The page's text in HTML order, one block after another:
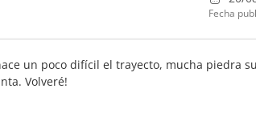
Fecha
un poco difícil el trayecto, mucha piedra
Volveré!